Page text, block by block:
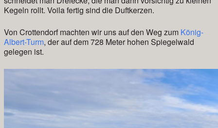
Kegeln rollt. Voila fertig sind die Duftkerzen.
Von Crottendorf machten wir uns auf den Weg zum König-
Albert-Turm, der auf dem 728 Meter hohen Spiegelwald
gelegen ist.